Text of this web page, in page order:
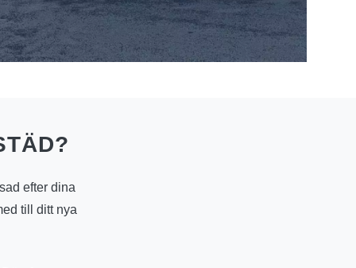
efter dina
till ditt nya